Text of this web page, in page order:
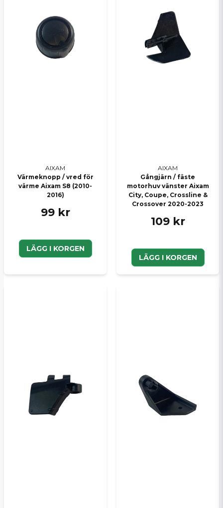
AIXAM
Värmeknopp / vred för
värme Aixam S8 (2010-
2016)
99 kr
LÄGG I KORGEN
AIXAM
Gångjärn / fäste
motorhuv vänster Aixam
City, Coupe, Crossline &
Crossover 2020-2023
109 kr
LÄGG I KORGEN